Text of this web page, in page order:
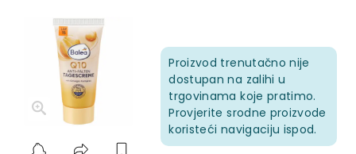
Proizvod trenutačno nije
dostupan na zalihi u
trgovinama koje pratimo.
Provjerite srodne proizvode
koristeći navigaciju ispod.